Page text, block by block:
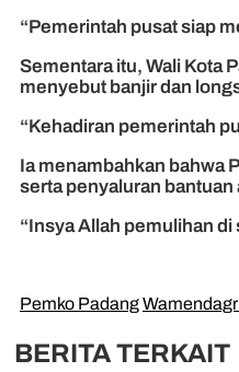
“Pemerintah pusat siap
Sementara itu, Wali Kota
menyebut banjir dan
“Kehadiran pemerintah
Ia menambahkan bahwa
serta penyaluran bantuan
“Insya Allah pemulihan
Pemko Padang
BERITA TERKAIT